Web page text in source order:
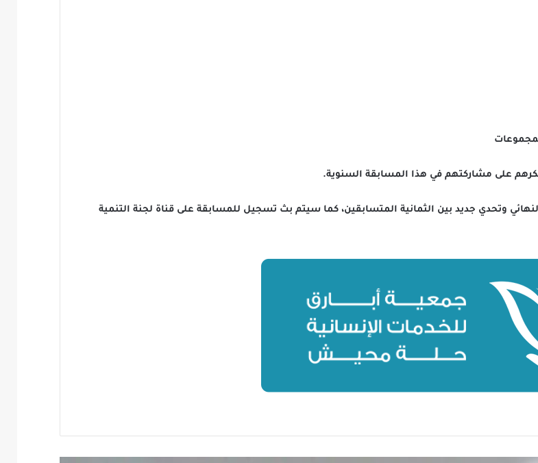
على مشاركتهم في هذا المسابقة السنوية.
الجمعة عند الساعه ١١:٣٠ مساء في الدور النهائي وتحدي جديد بين الثمانية المتسابقين، كما سيتم بث تسجيل للمسابقة على قناة لجنة التنمية